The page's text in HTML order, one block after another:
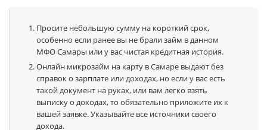
Просите небольшую сумму на короткий срок,
особенно если ранее вы не брали займ в данном
МФО Самары или у вас чистая кредитная история.
Онлайн микрозайм на карту в Самаре выдают без
справок о зарплате или доходах, но если у вас есть
такой документ на руках, или вам легко взять
выписку о доходах, то обязательно приложите их к
вашей заявке. Указывайте все источники своего
дохода.